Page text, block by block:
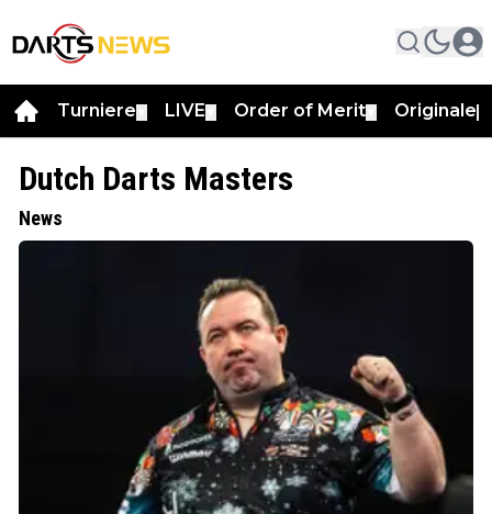
Turniere LIVE Order of Merit Originale
Dutch Darts Masters
News